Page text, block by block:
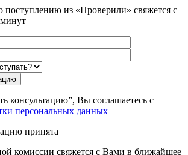
из «Проверили» свяжется с
консультацию”, Вы соглашаетесь с
персональных данных
принята
комиссии свяжется с Вами в ближайшее